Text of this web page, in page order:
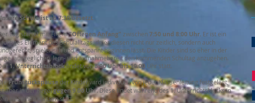
Schule ist ab 7:30 besetzt.
Tag startet mit einem"Offenen Anfang" zwischen 7:50 und 8:00 Uhr. Er ist ein
Element des Schulalltags, da er diesen nicht nur zeitlich, sondern auch
spielerisch und entspannt beginnen lässt. Die Kinder sind so eher in der
ausgeglichen, lern- und aufnahmebereit den kommenden Schultag anzugehen.
1. Unterrichtsblockfindet von8:00 Uhr bis 10:00 Uhr statt.
Frühstückspauseder Kinder wird individuell von jeder Klassenleitung festgelegt,
aber in der Regelgegen 9.00 Uhr. Diese findet während des 1. Unterrichtsblocks in
einzelnen Klassen statt.